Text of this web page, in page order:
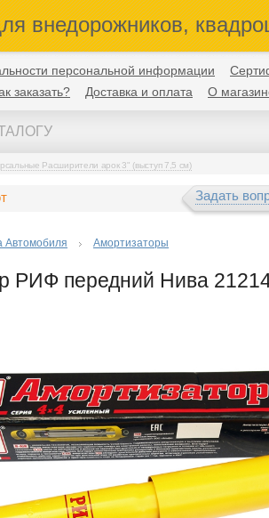
внедорожников,
персональной информации
заказать? Доставка и оплата О
Расширители арок 3" (выступ 7,5 см)
Задать
Автомобиля Амортизаторы
РИФ передний Нива